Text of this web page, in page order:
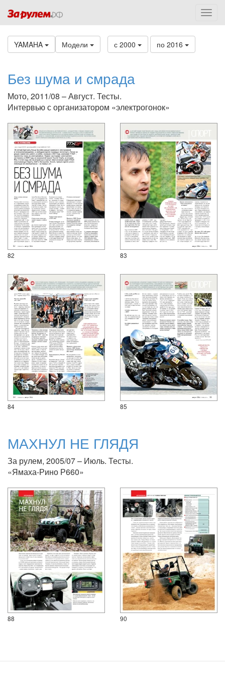
YAMAHA Модели с 2000 по 2016
Без шума и смрада
Мото, 2011/08 – Август. Тесты.
Интервью с организатором «электрогонок»
82 83
84 85
МАХНУЛ НЕ ГЛЯДЯ
За рулем, 2005/07 – Июль. Тесты.
«Ямаха-Рино Р660»
88 90